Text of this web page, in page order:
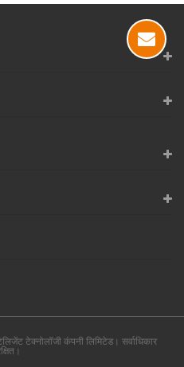
टेक्नोलॉजी कंपनी लिमिटेड। सर्वाधिकार